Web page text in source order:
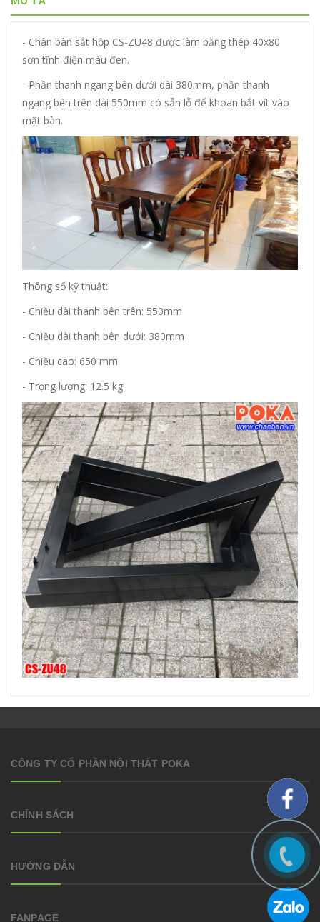
- Chân bàn sắt hộp CS-ZU48 được làm bằng thép 40x80
sơn tĩnh điện màu đen.
- Phần thanh ngang bên dưới dài 380mm, phần thanh
ngang bên trên dài 550mm có sẵn lỗ để khoan bắt vít vào
mặt bàn.
Thông số kỹ thuật:
- Chiều dài thanh bên trên: 550mm
- Chiều dài thanh bên dưới: 380mm
- Chiều cao: 650 mm
- Trọng lượng: 12.5 kg
CÔNG TY CỔ PHẦN NỘI THẤT POKA
CHÍNH SÁCH
HƯỚNG DẪN
FANPAGE